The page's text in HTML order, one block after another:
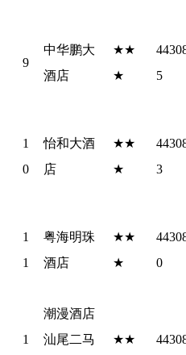
9
中华鹏大
酒店
★★
★
5
1
0
怡和大酒
店
★★
★
3
1
1
粤海明珠
酒店
★★
★
0
1
潮漫酒店
汕尾二马
★★